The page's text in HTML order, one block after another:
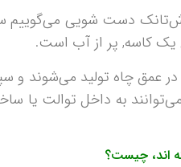
دست شویی
يک کاسه, پر از آب است.
در عمق چاه تولید می‌شوند
به داخل توالت یا
اند، چيست؟